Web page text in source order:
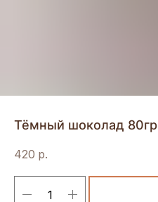
Тёмный шоколад 80гр
420 р.